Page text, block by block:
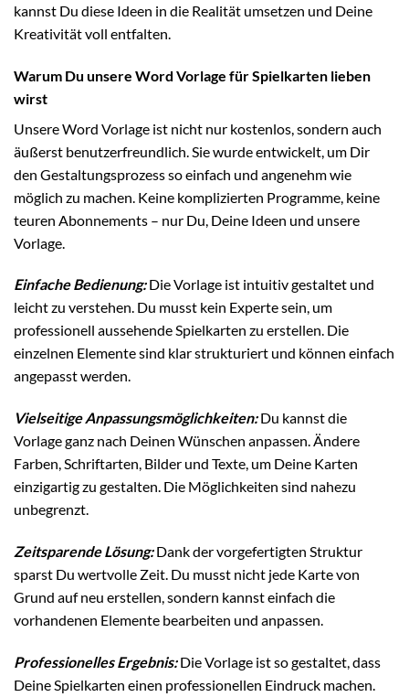
kannst Du diese Ideen in die Realität umsetzen und Deine
Kreativität voll entfalten.
Warum Du unsere Word Vorlage für Spielkarten lieben
wirst
Unsere Word Vorlage ist nicht nur kostenlos, sondern auch
äußerst benutzerfreundlich. Sie wurde entwickelt, um Dir
den Gestaltungsprozess so einfach und angenehm wie
möglich zu machen. Keine komplizierten Programme, keine
teuren Abonnements – nur Du, Deine Ideen und unsere
Vorlage.
Einfache Bedienung:Die Vorlage ist intuitiv gestaltet und
leicht zu verstehen. Du musst kein Experte sein, um
professionell aussehende Spielkarten zu erstellen. Die
einzelnen Elemente sind klar strukturiert und können einfach
angepasst werden.
Vielseitige Anpassungsmöglichkeiten:Du kannst die
Vorlage ganz nach Deinen Wünschen anpassen. Ändere
Farben, Schriftarten, Bilder und Texte, um Deine Karten
einzigartig zu gestalten. Die Möglichkeiten sind nahezu
unbegrenzt.
Zeitsparende Lösung:Dank der vorgefertigten Struktur
sparst Du wertvolle Zeit. Du musst nicht jede Karte von
Grund auf neu erstellen, sondern kannst einfach die
vorhandenen Elemente bearbeiten und anpassen.
Professionelles Ergebnis:Die Vorlage ist so gestaltet, dass
Deine Spielkarten einen professionellen Eindruck machen.